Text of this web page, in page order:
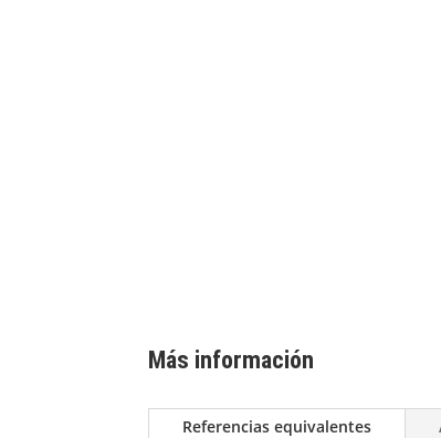
Más información
Referencias equivalentes